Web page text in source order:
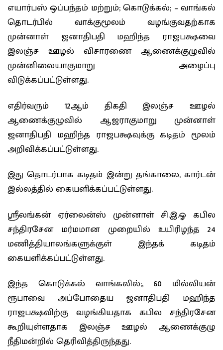
எயார்பஸ் ஒப்பந்தம் மற்றும்; கொடுக்கல்; – வாங்கல்
தொடர்பில் வாக்குமூலம் வழங்குவதற்காக
முன்னாள் ஜனாதிபதி மஹிந்த ராஜபக்ஷவை
இலஞ்ச ஊழல் விசாரணை ஆணைக்குழுவில்
முன்னிலையாகுமாறு அழைப்பு
விடுக்கப்பட்டுள்ளது.
எதிர்வரும் 12ஆம் திகதி இலஞ்ச ஊழல்
ஆணைக்குழுவில் ஆஜராகுமாறு முன்னாள்
ஜனாதிபதி மஹிந்த ராஜபக்ஷவுக்கு கடிதம் மூலம்
அறிவிக்கப்பட்டுள்ளது.
இது தொடர்பாக கடிதம் இன்று தங்காலை, கார்டன்
இல்லத்தில் கையளிக்கப்பட்டுள்ளது.
ஸ்ரீலங்கன் ஏர்லைன்ஸ் முன்னாள் சி.இ.ஓ கபில
சந்திரசேன மர்மமான முறையில் உயிரிழந்த 24
மணித்தியாலங்களுக்குள் இந்தக் கடிதம்
கையளிக்கப்பட்டுள்ளது.
இந்த கொடுக்கல் வாங்கலில்;, 60 மில்லியன்
ரூபாவை அப்போதைய ஜனாதிபதி மஹிந்த
ராஜபக்ஷவிற்கு வழங்கியதாக கபில சந்திரசேன
கூறியுள்ளதாக இலஞ்ச ஊழல் ஆணைக்குழு
நீதிமன்றில் தெரிவித்திருந்தது.